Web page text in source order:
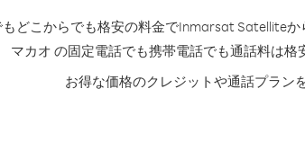
どこからでも格安の料金でInmarsat Satelliteか
マカオ の固定電話でも携帯電話でも通話料は格
お得な価格のクレジットや通話プラン